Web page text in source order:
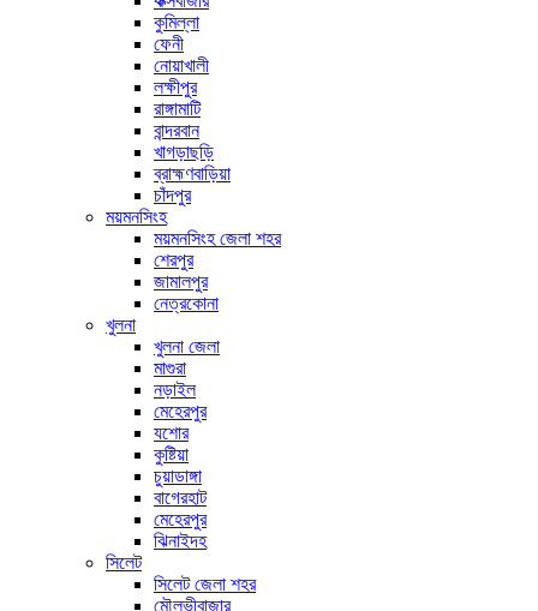
কুমিল্লা
ফেনী
নোয়াখালী
লক্ষীপুর
রাঙ্গামাটি
বান্দরবান
খাগড়াছড়ি
ব্রাহ্মণবাড়িয়া
চাঁদপুর
ময়মনসিংহ
ময়মনসিংহ জেলা শহর
শেরপুর
জামালপুর
নেত্রকোনা
খুলনা
খুলনা জেলা
মাগুরা
নড়াইল
মেহেরপুর
যশোর
কুষ্টিয়া
চুয়াডাঙ্গা
বাগেরহাট
মেহেরপুর
ঝিনাইদহ
সিলেট
সিলেট জেলা শহর
মৌলভীবাজার